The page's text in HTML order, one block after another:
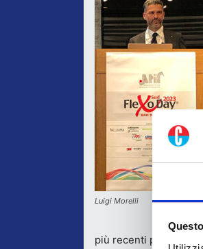
Luigi Morelli
più recenti portati